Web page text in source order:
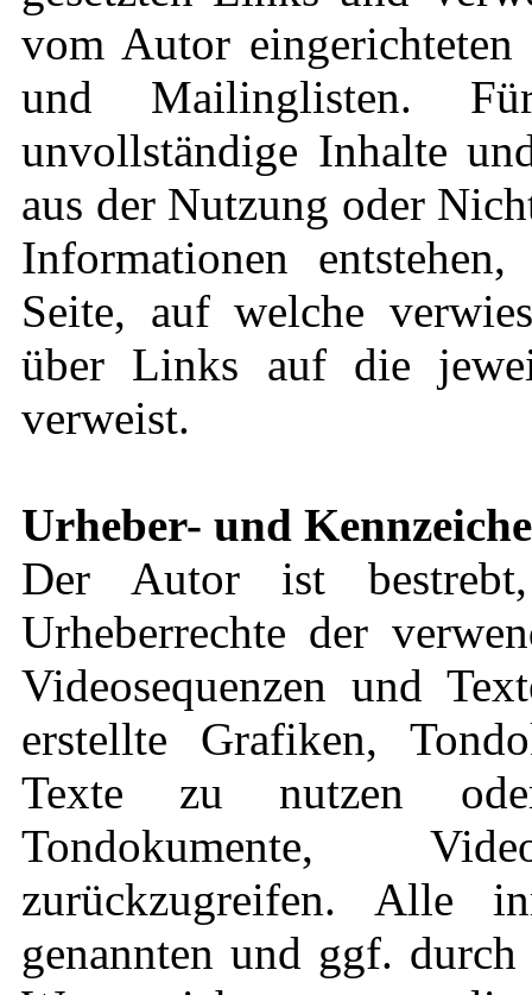
vom Autor eingerichteten
und Mailinglisten.
unvollständige Inhalte
aus der Nutzung oder
Informationen
Seite, auf welche
über Links auf die
verweist.
Urheber- und
Der Autor ist
Urheberrechte der
Videosequenzen und
erstellte Grafiken,
Texte zu nutzen
Tondokumente,
zurückzugreifen. Alle
genannten und ggf.